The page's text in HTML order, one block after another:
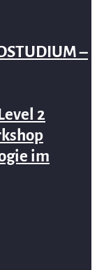
–
2
im